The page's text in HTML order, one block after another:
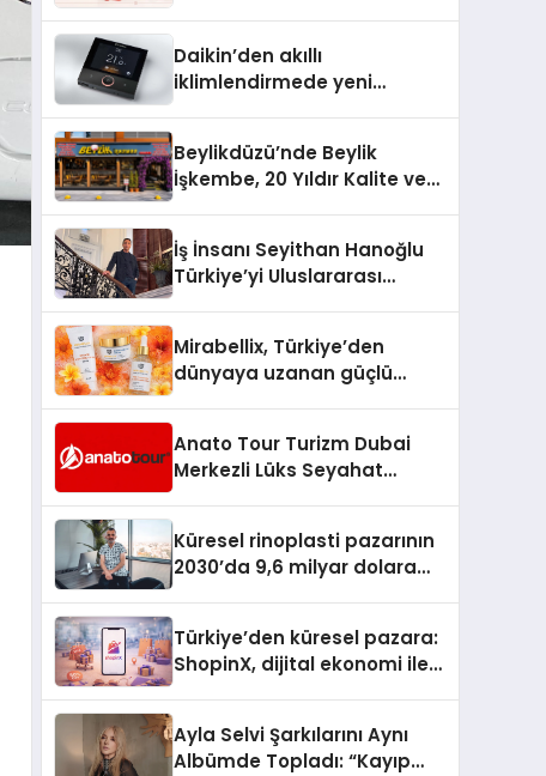
Daikin’den akıllı
iklimlendirmede yeni
Beylikdüzü’nde Beylik
İşkembe, 20 Yıldır Kalite ve
İş İnsanı Seyithan Hanoğlu
Türkiye’yi Uluslararası
Mirabellix, Türkiye’den
dünyaya uzanan güçlü
Anato Tour Turizm Dubai
Merkezli Lüks Seyahat
Küresel rinoplasti pazarının
2030’da 9,6 milyar dolara
Türkiye’den küresel pazara:
ShopinX, dijital ekonomi ile
Ayla Selvi Şarkılarını Aynı
Albümde Topladı: “Kayıp